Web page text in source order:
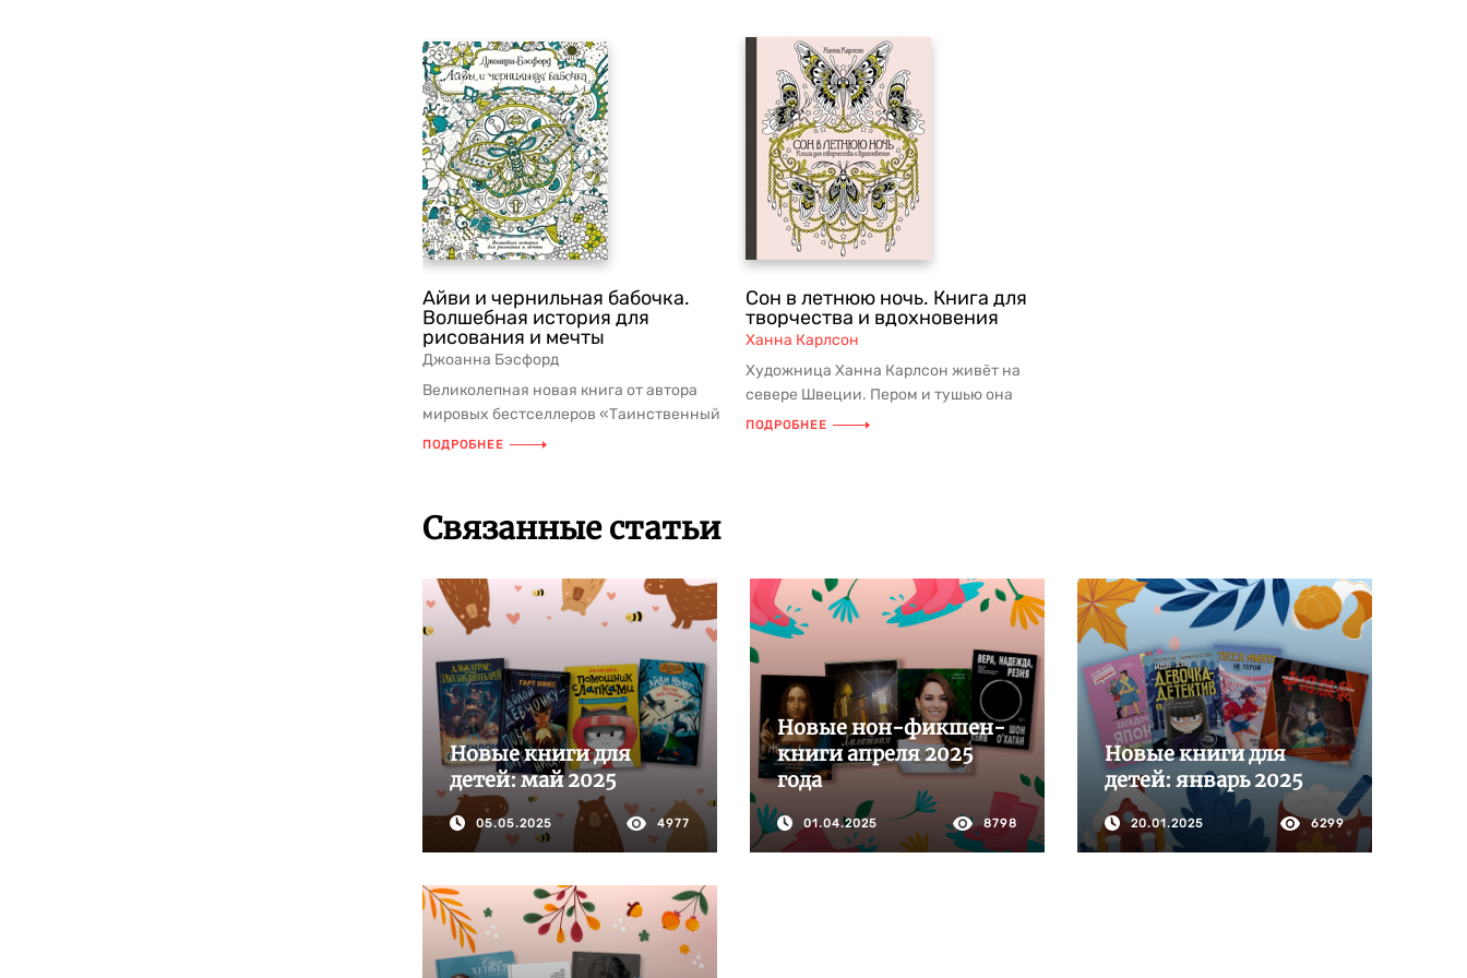
Айви и чернильная бабочка.
Волшебная история для
рисования и мечты
Джоанна Бэсфорд
Великолепная новая книга от автора
мировых бестселлеров «Таинственный
сад» и «Зачарованный лес». Э...
ПОДРОБНЕЕ
Сон в летнюю ночь. Книга для
творчества и вдохновения
Ханна Карлсон
Художница Ханна Карлсон живёт на
севере Швеции. Пером и тушью она
создаёт изящные, насыщенные
ПОДРОБНЕЕ
Связанные статьи
Новые книги для
детей: май 2025
05.05.2025 4977
Новые нон-фикшен-
книги апреля 2025
года
01.04.2025 8798
Новые книги для
детей: январь 2025
20.01.2025 6299